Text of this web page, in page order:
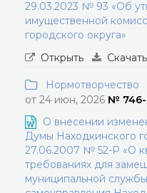
29.03.2023 № 93 «Об
имущественной
городского округа»
Открыть
Скачать
Нормотворчество
от 24 июн, 2026 №
О внесении
Думы Находкинского
27.06.2007 № 52-Р «О
требованиях для
муниципальной